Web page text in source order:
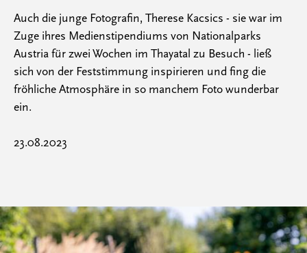
Auch die junge Fotografin, Therese Kacsics - sie war im
Zuge ihres Medienstipendiums von Nationalparks
Austria für zwei Wochen im Thayatal zu Besuch - ließ
sich von der Feststimmung inspirieren und fing die
fröhliche Atmosphäre in so manchem Foto wunderbar
ein.
23.08.2023